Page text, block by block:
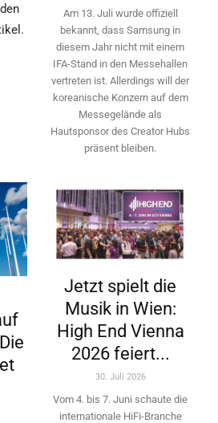
Am 13. Juli wurde offiziell
bekannt, dass Samsung in
diesem Jahr nicht mit einem
IFA-Stand in den Messehallen
vertreten ist. Allerdings will ­der
koreanische Konzern auf dem
Messegelände als
Hautsponsor des Creator Hubs
präsent bleiben.
Jetzt spielt die
Musik in Wien:
High End Vienna
2026 feiert...
30. Juli 2026
Vom 4. bis 7. Juni schaute die
internationale HiFi-Branche